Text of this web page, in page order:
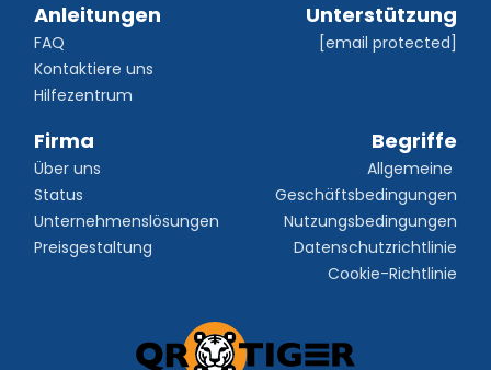
Anleitungen
FAQ
Kontaktiere uns
Hilfezentrum
Unterstützung
[email protected]
Firma
Über uns
Status
Unternehmenslösungen
Preisgestaltung
Begriffe
Allgemeine
Geschäftsbedingungen
Nutzungsbedingungen
Datenschutzrichtlinie
Cookie-Richtlinie